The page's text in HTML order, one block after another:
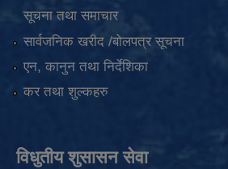
सूचना तथा समाचार
सार्वजनिक खरीद /बोलपत्र सूचना
एन, कानुन तथा निर्देशिका
कर तथा शुल्कहरु
विधुतीय शुसासन सेवा